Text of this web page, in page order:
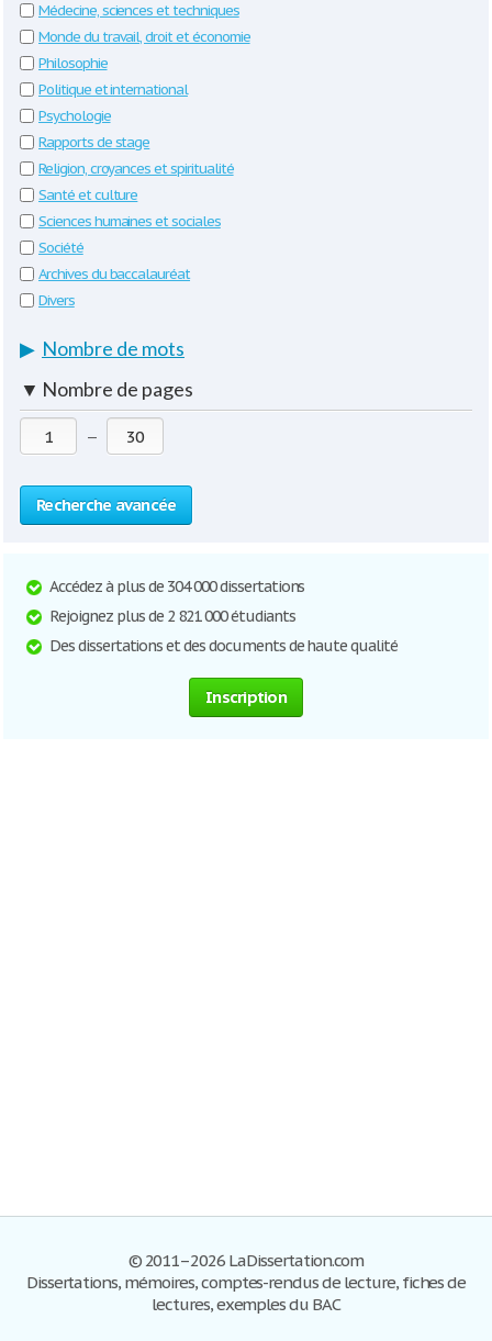
Médecine, sciences et techniques
Monde du travail, droit et économie
Philosophie
Politique et international
Psychologie
Rapports de stage
Religion, croyances et spiritualité
Santé et culture
Sciences humaines et sociales
Société
Archives du baccalauréat
Divers
▶ Nombre de mots
▼ Nombre de pages
—
Recherche avancée
Accédez à plus de 304 000 dissertations
Rejoignez plus de 2 821 000 étudiants
Des dissertations et des documents de haute qualité
Inscription
© 2011–2026 LaDissertation.com
Dissertations, mémoires, comptes-rendus de lecture, fiches de
lectures, exemples du BAC